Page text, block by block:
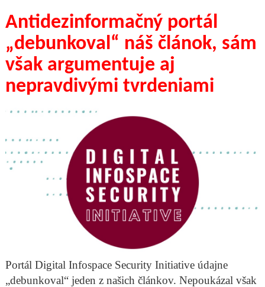
Antidezinformačný portál
„debunkoval“ náš článok, sám
však argumentuje aj
nepravdivými tvrdeniami
Portál Digital Infospace Security Initiative údajne
„debunkoval“ jeden z našich článkov. Nepoukázal však